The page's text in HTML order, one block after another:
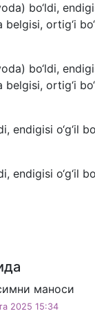
bo‘ldi,
ortig‘i
bo‘ldi,
ortig‘i
endigisi o‘g‘il
endigisi o‘g‘il
маноси
2025 15:34